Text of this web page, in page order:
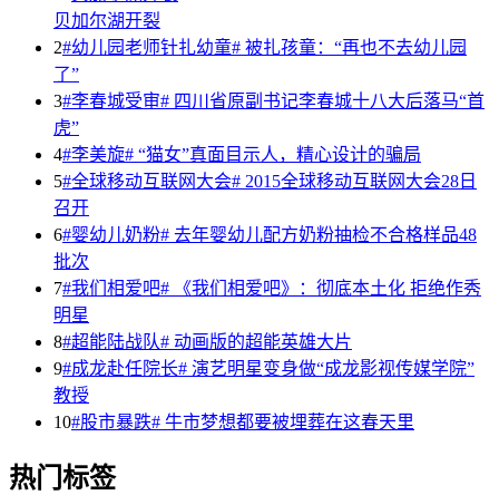
贝加尔湖开裂
2#幼儿园老师针扎幼童# 被扎孩童：“再也不去幼儿园
了”
3#李春城受审# 四川省原副书记李春城十八大后落马“首
虎”
4#李美旋# “猫女”真面目示人，精心设计的骗局
5#全球移动互联网大会# 2015全球移动互联网大会28日
召开
6#婴幼儿奶粉# 去年婴幼儿配方奶粉抽检不合格样品48
批次
7#我们相爱吧# 《我们相爱吧》：彻底本土化 拒绝作秀
明星
8#超能陆战队# 动画版的超能英雄大片
9#成龙赴任院长# 演艺明星变身做“成龙影视传媒学院”
教授
10#股市暴跌# 牛市梦想都要被埋葬在这春天里
热门标签